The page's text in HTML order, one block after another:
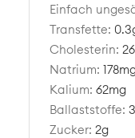
Einfach
Transfette: 0.3
Cholesterin:26
Natrium:178
Kalium:62mg
Ballaststoffe:
Zucker:2g